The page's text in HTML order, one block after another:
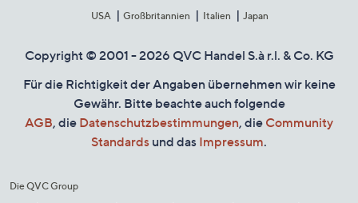
USA
Großbritannien Italien Japan
Copyright © 2001 - 2026 QVC Handel S.à r.l. & Co. KG
Für die Richtigkeit der Angaben übernehmen wir keine
Gewähr. Bitte beachte auch folgende
AGB, die Datenschutzbestimmungen, die Community
Standards und das Impressum.
Die QVC Group